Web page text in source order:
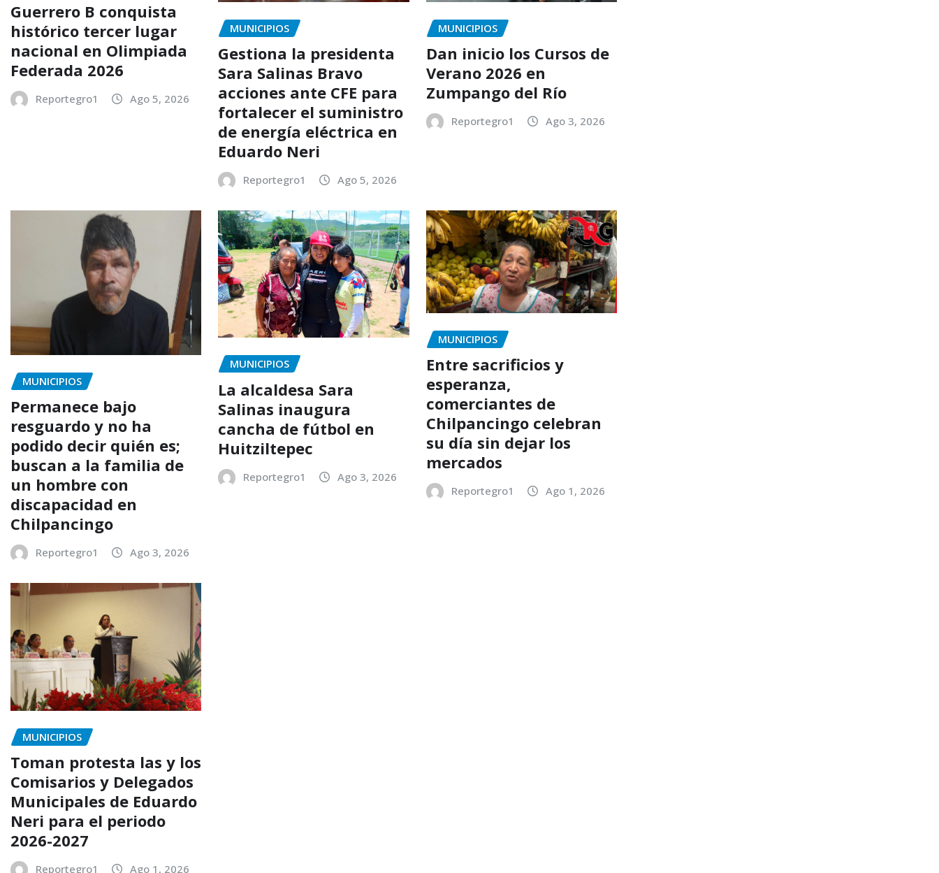
Guerrero B conquista
histórico tercer lugar
nacional en Olimpiada
Federada 2026
Reportegro1 Ago 5, 2026
MUNICIPIOS
Gestiona la presidenta
Sara Salinas Bravo
acciones ante CFE para
fortalecer el suministro
de energía eléctrica en
Eduardo Neri
Reportegro1 Ago 5, 2026
MUNICIPIOS
Dan inicio los Cursos de
Verano 2026 en
Zumpango del Río
Reportegro1 Ago 3, 2026
MUNICIPIOS
Permanece bajo
resguardo y no ha
podido decir quién es;
buscan a la familia de
un hombre con
discapacidad en
Chilpancingo
Reportegro1 Ago 3, 2026
MUNICIPIOS
La alcaldesa Sara
Salinas inaugura
cancha de fútbol en
Huitziltepec
Reportegro1 Ago 3, 2026
MUNICIPIOS
Entre sacrificios y
esperanza,
comerciantes de
Chilpancingo celebran
su día sin dejar los
mercados
Reportegro1 Ago 1, 2026
MUNICIPIOS
Toman protesta las y los
Comisarios y Delegados
Municipales de Eduardo
Neri para el periodo
2026-2027
Reportegro1 Ago 1, 2026